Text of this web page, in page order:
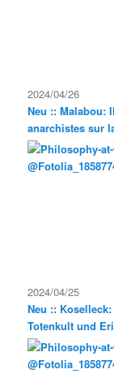
2024/04/26
Neu :: Malabou:
anarchistes sur
2024/04/25
Neu ::
Totenkult und